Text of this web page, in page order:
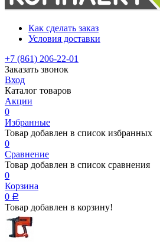
Как сделать заказ
Условия доставки
+7 (861) 206-22-01
Заказать звонок
Вход
Каталог товаров
Акции
0
Избранные
Товар добавлен в список избранных
0
Сравнение
Товар добавлен в список сравнения
0
Корзина
0 Р
Товар добавлен в корзину!